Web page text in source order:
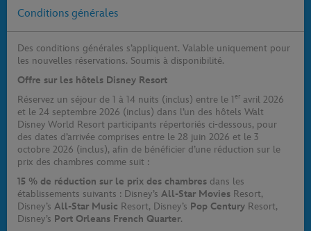
Conditions générales
Des conditions générales s’appliquent. Valable uniquement pour
les nouvelles réservations. Soumis à disponibilité.
Offre sur les hôtels Disney Resort
Réservez un séjour de 1 à 14 nuits (inclus) entre le 1er avril 2026
et le 24 septembre 2026 (inclus) dans l’un des hôtels Walt
Disney World Resort participants répertoriés ci-dessous, pour
des dates d’arrivée comprises entre le 28 juin 2026 et le 3
octobre 2026 (inclus), afin de bénéficier d’une réduction sur le
prix des chambres comme suit :
15 % de réduction sur le prix des chambres dans les
établissements suivants : Disney’s All-Star Movies Resort,
Disney’s All-Star Music Resort, Disney’s Pop Century Resort,
Disney’s Port Orleans French Quarter.